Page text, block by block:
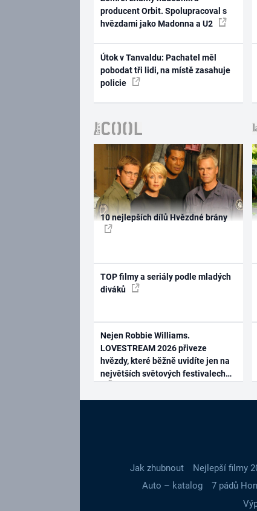
producent Orbit. Spolupracoval s
hvězdami jako Madonna a U2
Útok v Tanvaldu: Pachatel měl
pobodat tři lidi, na místě zasahuje
policie
10 nejlepších dílů Hvězdné brány
TOP filmy a seriály podle mladých
diváků
Nejen Robbie Williams.
LOVESTREAM 2026 přiveze
hvězdy, které běžně uvidíte jen na
největších světových festivalech
Jak zhubnout Nejlepší filmy
Auto – katalog
7 pádů